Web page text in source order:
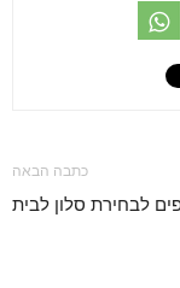
כתבה הבאה
לבחירת סלון לבית